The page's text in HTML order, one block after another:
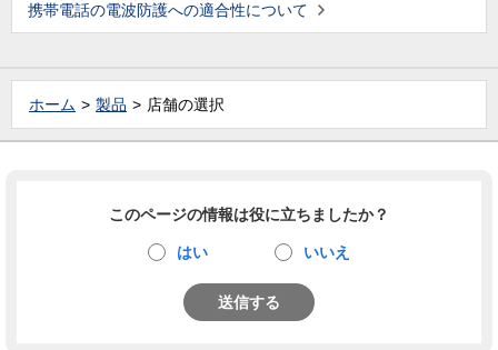
携帯電話の電波防護への適合性について
ホーム 製品 店舗の選択
このページの情報は役に立ちましたか？
はい いいえ
送信する